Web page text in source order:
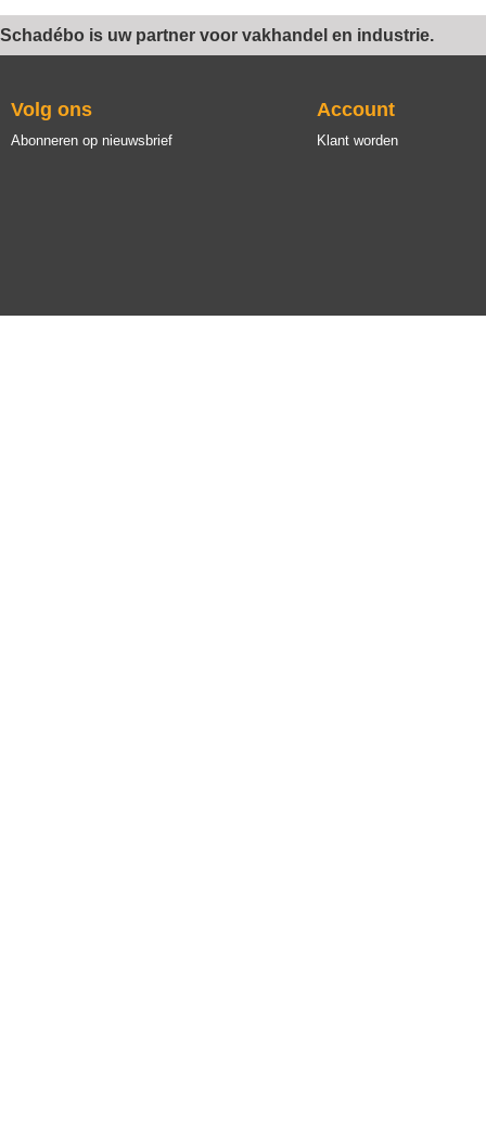
Schadébo is uw partner voor vakhandel en industrie.
Volg ons
Abonneren op nieuwsbrief
Account
Klant worden